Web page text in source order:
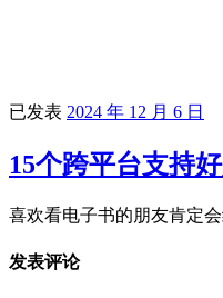
已发表 2024 年 12 月 6 日
15个跨平台支持
喜欢看电子书的朋友肯定
发表评论